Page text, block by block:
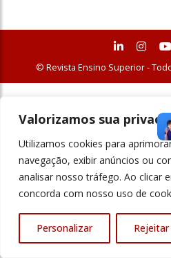
Valorizamos sua
Utilizamos cookies para
navegação, exibir anúncios ou
analisar nosso tráfego. Ao clicar
concorda com nosso uso de
Personalizar Rejeitar
© Revista Ensino Superior -